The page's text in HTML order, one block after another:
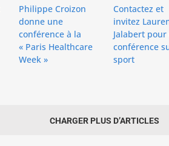
Philippe Croizon
donne une
conférence à la
« Paris Healthcare
Week »
Contactez et
invitez
Jalabert
conférence
sport
CHARGER PLUS D’ARTICLES